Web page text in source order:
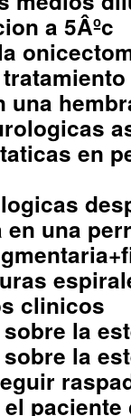
a 5Âºc
una
en
una
clinicos
la
la